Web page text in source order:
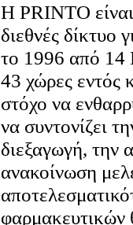
Η PRINTO
διεθνές δίκτυο
το 1996 από 14
43 χώρες εντός
στόχο να
να συντονίζει
διεξαγωγή, την
ανακοίνωση
φαρμακευτικών